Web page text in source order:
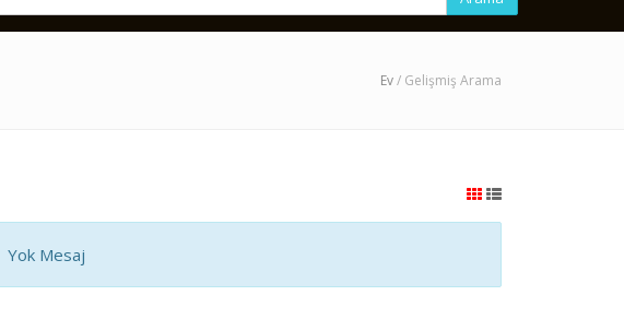
Ev/ Gelişmiş Arama
Yok Mesaj